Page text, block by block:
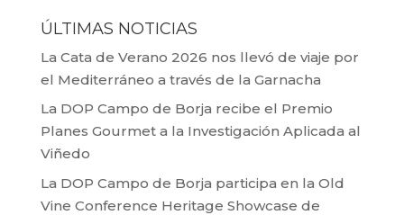
ÚLTIMAS NOTICIAS
La Cata de Verano 2026 nos llevó de viaje por
el Mediterráneo a través de la Garnacha
La DOP Campo de Borja recibe el Premio
Planes Gourmet a la Investigación Aplicada al
Viñedo
La DOP Campo de Borja participa en la Old
Vine Conference Heritage Showcase de